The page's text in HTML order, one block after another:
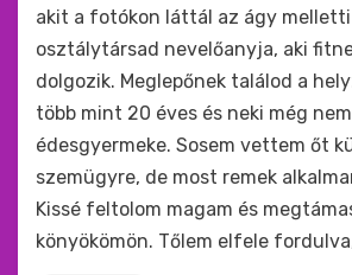
akit a fotókon láttál az ágy melletti
osztálytársad nevelőanyja, aki
dolgozik. Meglepőnek találod a
több mint 20 éves és neki még
édesgyermeke. Sosem vettem őt
szemügyre, de most remek
Kissé feltolom magam és
könyökömön. Tőlem elfele